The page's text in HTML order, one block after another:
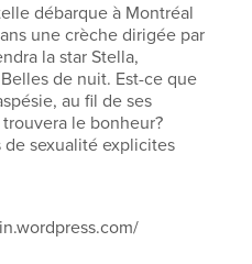
débarque à Montréal
une crèche dirigée par
la star Stella,
de nuit. Est-ce que
au fil de ses
le bonheur?
de sexualité explicites